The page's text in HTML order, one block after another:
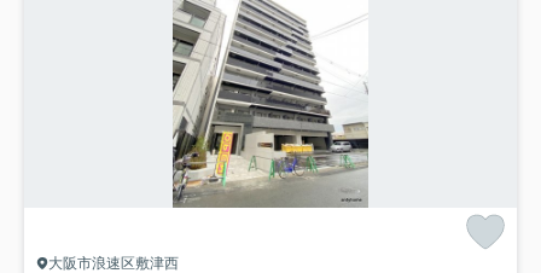
大阪市浪速区敷津西